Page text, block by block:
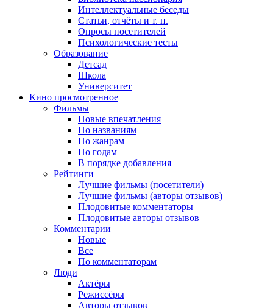
Интеллектуальные беседы
Статьи, отчёты и т. п.
Опросы посетителей
Психологические тесты
Образование
Детсад
Школа
Университет
Кино просмотренное
Фильмы
Новые впечатления
По названиям
По жанрам
По годам
В порядке добавления
Рейтинги
Лучшие фильмы (посетители)
Лучшие фильмы (авторы отзывов)
Плодовитые комментаторы
Плодовитые авторы отзывов
Комментарии
Новые
Все
По комментаторам
Люди
Актёры
Режиссёры
Авторы отзывов